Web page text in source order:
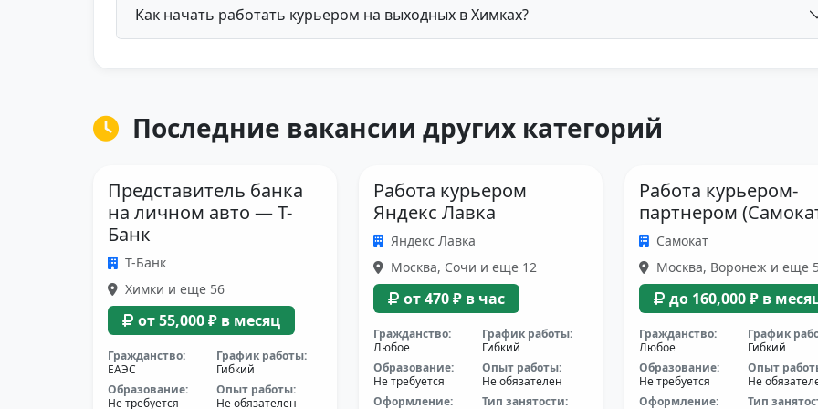
Как начать работать курьером на выходных в Химках?
Последние вакансии других категорий
Представитель банка
на личном авто — Т-
Банк
Т-Банк
Химки и еще 56
от 55,000 ₽ в месяц
Гражданство:
ЕАЭС
График работы:
Гибкий
Образование:
Не требуется
Опыт работы:
Не обязателен
Работа курьером
Яндекс Лавка
Яндекс Лавка
Москва, Сочи и еще 12
от 470 ₽ в час
Гражданство:
Любое
График работы:
Гибкий
Образование:
Не требуется
Опыт работы:
Не обязателен
Оформление:
Тип занятости:
Работа курьером-
партнером
Самокат
Москва, Воронеж и еще
до 160,000 ₽ в
Гражданство:
Любое
График
Гибкий
Образование:
Не требуется
Опыт
Не
Оформление:
Тип